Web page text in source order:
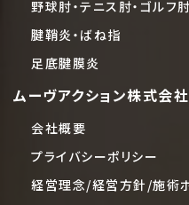
野球肘・テニス肘・ゴルフ肘
腱鞘炎・ばね指
足底腱膜炎
ムーヴアクション株式会社
会社概要
プライバシーポリシー
経営理念/経営方針/施術